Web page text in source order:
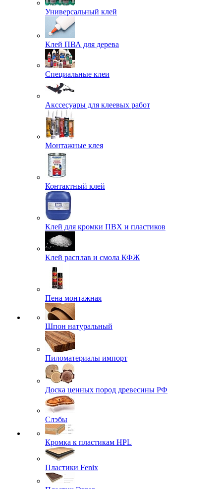
Универсальный клей
Клей ПВА для дерева
Специальные клеи
Акссесуары для клеевых работ
Монтажные клея
Контактный клей
Клей для кромки ПВХ и пластиков
Клей расплав и смола КФЖ
Пена монтажная
Шпон натуральный
Пиломатериалы импорт
Доска ценных пород древесины РФ
Слэбы
Кромка к пластикам HPL
Пластики Fenix